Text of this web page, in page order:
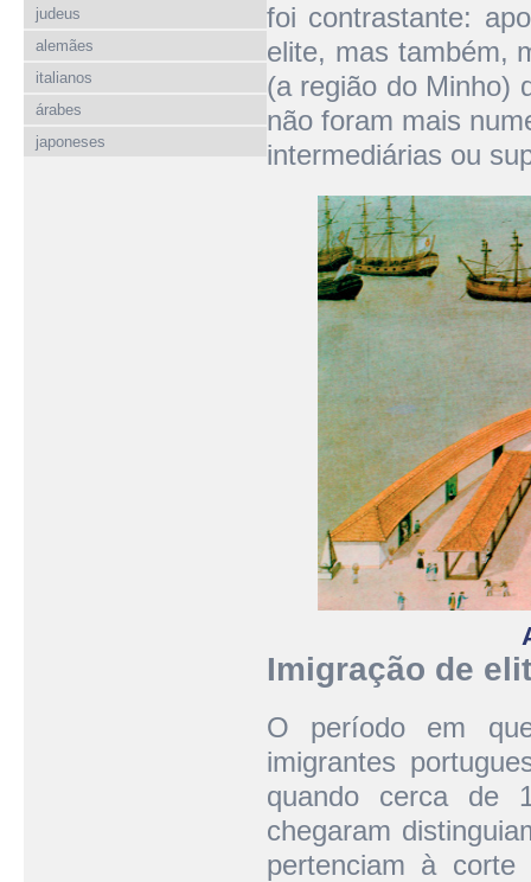
judeus
alemães
italianos
árabes
japoneses
foi contrastante:
elite, mas também,
(a região do Minho)
não foram mais
intermediárias ou
Imigração de
O período em
imigrantes
quando cerca de
chegaram
pertenciam à